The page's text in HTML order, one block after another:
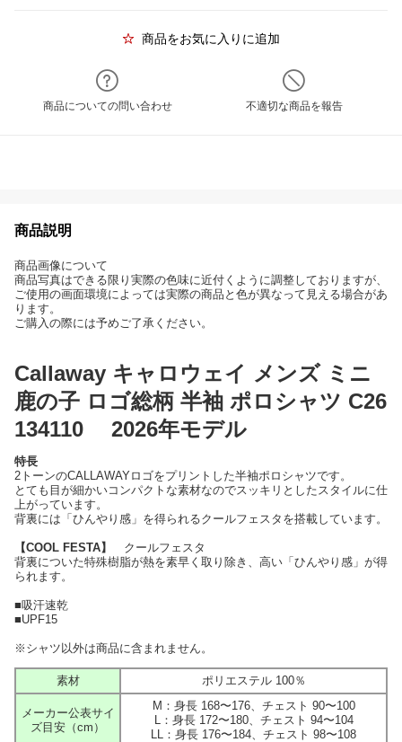
商品をお気に入りに追加
商品についての問い合わせ 不適切な商品を報告
商品説明
商品画像について
商品写真はできる限り実際の色味に近付くように調整しておりますが、
ご使用の画面環境によっては実際の商品と色が異なって見える場合があ
ります。
ご購入の際には予めご了承ください。
Callaway キャロウェイ メンズ ミニ
鹿の子 ロゴ総柄 半袖 ポロシャツ C26
134110 2026年モデル
特長
2トーンのCALLAWAYロゴをプリントした半袖ポロシャツです。
とても目が細かいコンパクトな素材なのでスッキリとしたスタイルに仕
上がっています。
背裏には「ひんやり感」を得られるクールフェスタを搭載しています。
【COOL FESTA】
クールフェスタ
背裏についた特殊樹脂が熱を素早く取り除き、高い「ひんやり感」が得
られます。
■吸汗速乾
■UPF15
※シャツ以外は商品に含まれません。
素材 ポリエステル 100％
メーカー公表サイ
ズ目安（cm）
M：身長 168〜176、チェスト 90〜100
L：身長 172〜180、チェスト 94〜104
LL：身長 176〜184、チェスト 98〜108